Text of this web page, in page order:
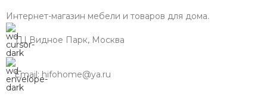
Интернет-магазин мебели и товаров для дома.
ТЦ Видное Парк, Москва
Email: hifohome@ya.ru